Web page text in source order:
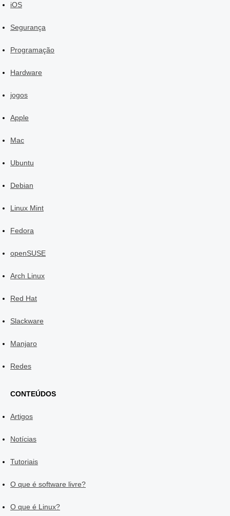
iOS
Segurança
Programação
Hardware
jogos
Apple
Mac
Ubuntu
Debian
Linux Mint
Fedora
openSUSE
Arch Linux
Red Hat
Slackware
Manjaro
Redes
CONTEÚDOS
Artigos
Notícias
Tutoriais
O que é software livre?
O que é Linux?